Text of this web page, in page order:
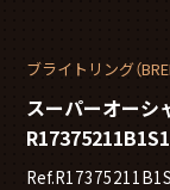
ブライトリング（
スーパーオーシ
R17375211B1S1